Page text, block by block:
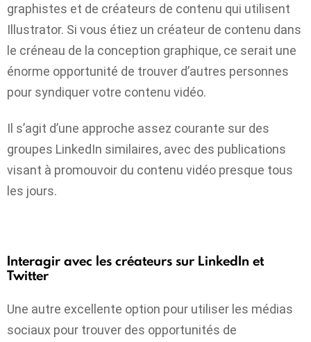
graphistes et de créateurs de contenu qui utilisent
Illustrator. Si vous étiez un créateur de contenu dans
le créneau de la conception graphique, ce serait une
énorme opportunité de trouver d’autres personnes
pour syndiquer votre contenu vidéo.
Il s’agit d’une approche assez courante sur des
groupes LinkedIn similaires, avec des publications
visant à promouvoir du contenu vidéo presque tous
les jours.
Interagir avec les créateurs sur LinkedIn et
Twitter
Une autre excellente option pour utiliser les médias
sociaux pour trouver des opportunités de